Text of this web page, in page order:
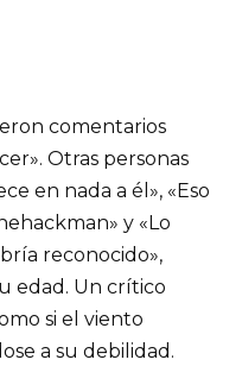
comentarios
Otras personas
en nada a él», «Eso
y «Lo
reconocido»,
edad. Un crítico
si el viento
a su debilidad.